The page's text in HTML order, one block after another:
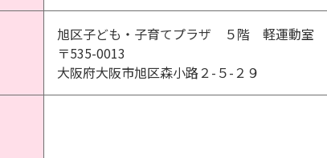
旭区子ども・子育てプラザ ５階 軽運動室
〒535-0013
大阪府大阪市旭区森小路２-５-２９